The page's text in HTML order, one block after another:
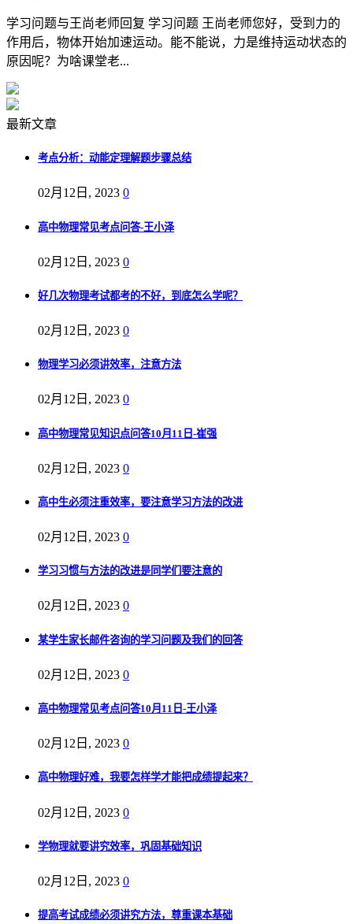
学习问题与王尚老师回复 学习问题 王尚老师您好，受到力的
作用后，物体开始加速运动。能不能说，力是维持运动状态的
原因呢？为啥课堂老...
最新文章
考点分析：动能定理解题步骤总结
02月12日, 2023 0
高中物理常见考点问答-王小泽
02月12日, 2023 0
好几次物理考试都考的不好，到底怎么学呢？
02月12日, 2023 0
物理学习必须讲效率，注意方法
02月12日, 2023 0
高中物理常见知识点问答10月11日-崔强
02月12日, 2023 0
高中生必须注重效率，要注意学习方法的改进
02月12日, 2023 0
学习习惯与方法的改进是同学们要注意的
02月12日, 2023 0
某学生家长邮件咨询的学习问题及我们的回答
02月12日, 2023 0
高中物理常见考点问答10月11日-王小泽
02月12日, 2023 0
高中物理好难，我要怎样学才能把成绩提起来？
02月12日, 2023 0
学物理就要讲究效率，巩固基础知识
02月12日, 2023 0
提高考试成绩必须讲究方法，尊重课本基础